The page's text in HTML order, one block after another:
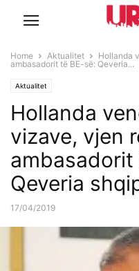
Home Aktualitet
Hollanda
ambasadorit të BE-së: Qeveria...
Aktualitet
Hollanda
vizave, vjen
ambasadorit
Qeveria
17/04/2019